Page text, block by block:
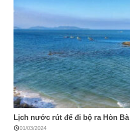
Lịch nước rút để đi bộ ra Hòn Bà
01/03/2024